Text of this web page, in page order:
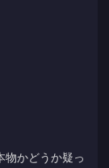
物かどうか疑っ